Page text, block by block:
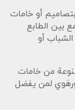
أو خامات
بين الطابع
أو
من خامات
لمن يفضل